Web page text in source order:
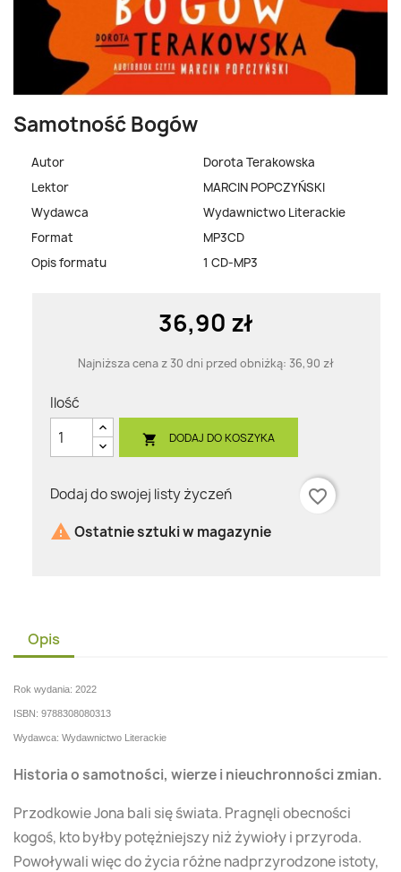
Samotność Bogów
Autor
Dorota Terakowska
Lektor
MARCIN POPCZYŃSKI
Wydawca
Wydawnictwo Literackie
Format
MP3CD
Opis formatu
1 CD-MP3
36,90 zł
Najniższa cena z 30 dni przed obniżką: 36,90 zł
Ilość
 DODAJ DO KOSZYKA
Dodaj do swojej listy życzeń
favorite_border
 Ostatnie sztuki w magazynie
Opis
Rok wydania: 2022
ISBN: 9788308080313
Wydawca: Wydawnictwo Literackie
Historia o samotności, wierze i nieuchronności zmian.
Przodkowie Jona bali się świata. Pragnęli obecności
kogoś, kto byłby potężniejszy niż żywioły i przyroda.
Powoływali więc do życia różne nadprzyrodzone istoty,